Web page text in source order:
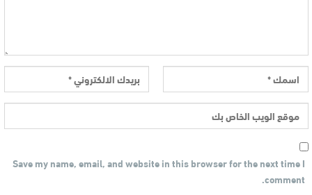
Save my name, email, and website in this browser for the next time I
comment.